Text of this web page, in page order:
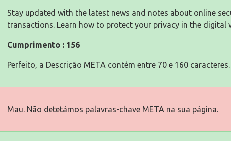
Stay updated with the latest news and notes about online
transactions. Learn how to protect your privacy in the digital
Cumprimento : 156
Perfeito, a Descrição META contém entre 70 e 160 caracteres.
Mau. Não detetámos palavras-chave META na sua página.